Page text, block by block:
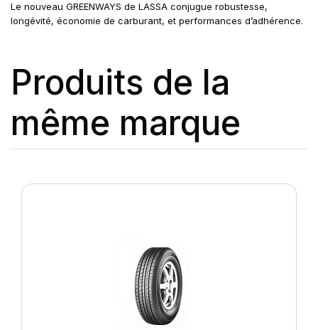
Le nouveau GREENWAYS de LASSA conjugue robustesse,
longévité, économie de carburant, et performances d’adhérence.
Produits de la
même marque